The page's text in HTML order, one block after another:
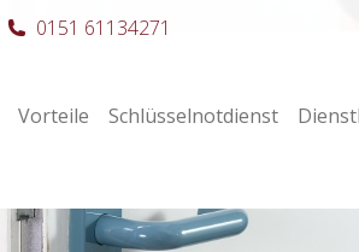
Vorteile Schlüsselnotdienst
0151 61134271